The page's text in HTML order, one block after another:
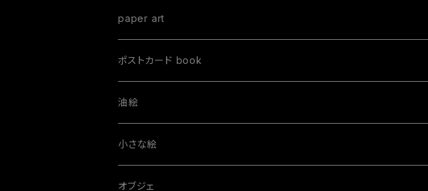
オーダーTシャツ
Mサイズ
プリントTシャツ
paper art
ポストカード book
油絵
order paint
S size
小さな絵
オブジェ